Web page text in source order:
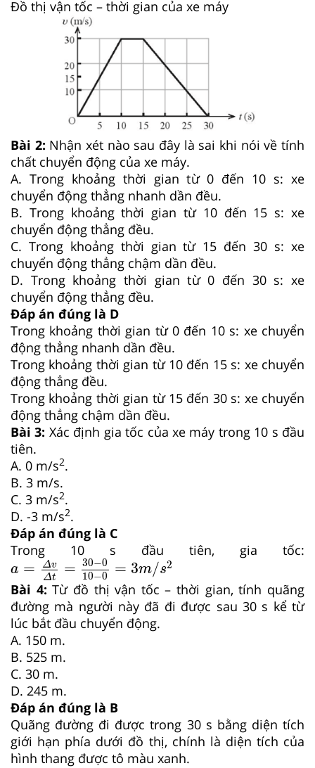
Đồ thị vận tốc – thời gian của xe máy
Bài 2: Nhận xét nào sau đây là sai khi nói về tính
chất chuyển động của xe máy.
A. Trong khoảng thời gian từ 0 đến 10 s: xe
chuyển động thẳng nhanh dần đều.
B. Trong khoảng thời gian từ 10 đến 15 s: xe
chuyển động thẳng đều.
C. Trong khoảng thời gian từ 15 đến 30 s: xe
chuyển động thẳng chậm dần đều.
D. Trong khoảng thời gian từ 0 đến 30 s: xe
chuyển động thẳng đều.
Đáp án đúng là D
Trong khoảng thời gian từ 0 đến 10 s: xe chuyển
động thẳng nhanh dần đều.
Trong khoảng thời gian từ 10 đến 15 s: xe chuyển
động thẳng đều.
Trong khoảng thời gian từ 15 đến 30 s: xe chuyển
động thẳng chậm dần đều.
Bài 3: Xác định gia tốc của xe máy trong 10 s đầu
tiên.
A. 0 m/s2.
B. 3 m/s.
C. 3 m/s2.
D. -3 m/s2.
Đáp án đúng là C
Trong 10 s đầu tiên, gia tốc:
a = Δv
Δt = 30−0
10−0 = 3m/s2
a=ΔvΔt 30−010 −0 =3m 2
Bài 4: Từ đồ thị vận tốc – thời gian, tính quãng
đường mà người này đã đi được sau 30 s kể từ
lúc bắt đầu chuyển động.
A. 150 m.
B. 525 m.
C. 30 m.
D. 245 m.
Đáp án đúng là B
Quãng đường đi được trong 30 s bằng diện tích
giới hạn phía dưới đồ thị, chính là diện tích của
hình thang được tô màu xanh.